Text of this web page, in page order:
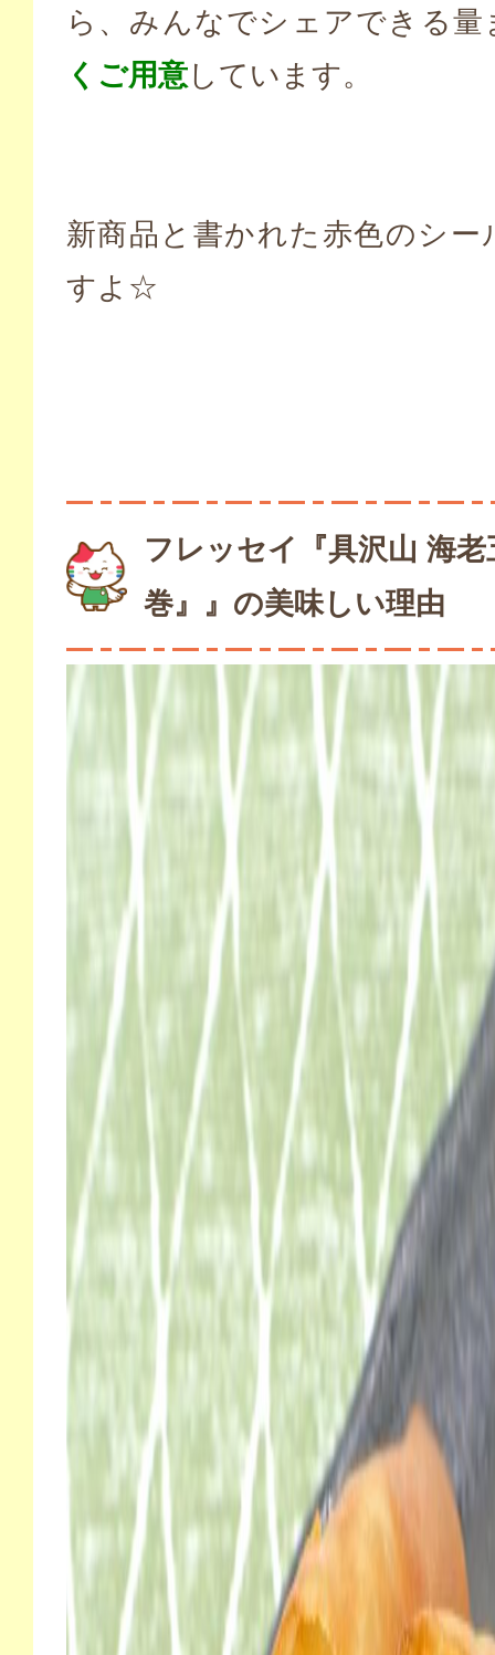
ら、みんなでシェアできる量
くご用意しています。
新商品と書かれた赤色のシー
すよ☆
フレッセイ『具沢山 海老
巻』』の美味しい理由